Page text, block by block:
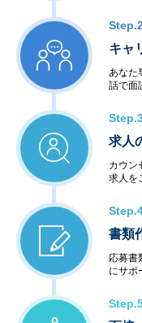
キャ
あなた
話で面
求人
カウン
求人を
書類
応募書
にサポ